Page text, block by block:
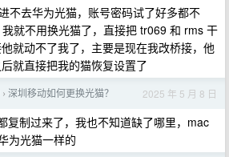
不去华为光猫，账号密码试了好多都不
就不用换光猫了，直接把 tr069 和 rms 干
就动不了我了，主要是现在我改桥接，他
就直接把我的猫恢复设置了
› 深圳移动如何更换光猫？ 2025 年 5 月 8 日
复制过来了，我也不知道缺了哪里，mac
为光猫一样的